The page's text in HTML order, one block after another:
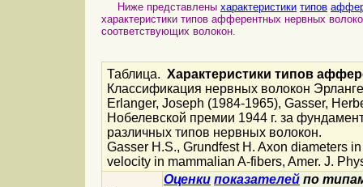
Ниже представлены характеристики типов
характеристики типов афферентных нервных
соответствующих волокон.
Таблица. Характеристики типов
Классификация нервных волокон
Erlanger, Joseph (1984-1965), Gasser,
Нобелевской премии 1944 г. за
различных типов нервных волокон.
Gasser H.S., Grundfest H. Axon diameters
velocity in mammalian A-fibers, Amer. J.
Оценки показателей по